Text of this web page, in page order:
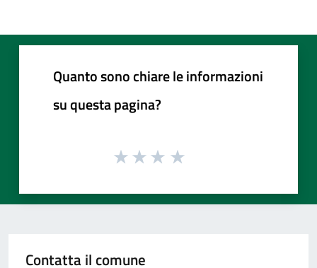
Quanto sono chiare le informazioni
su questa pagina?
Contatta il comune